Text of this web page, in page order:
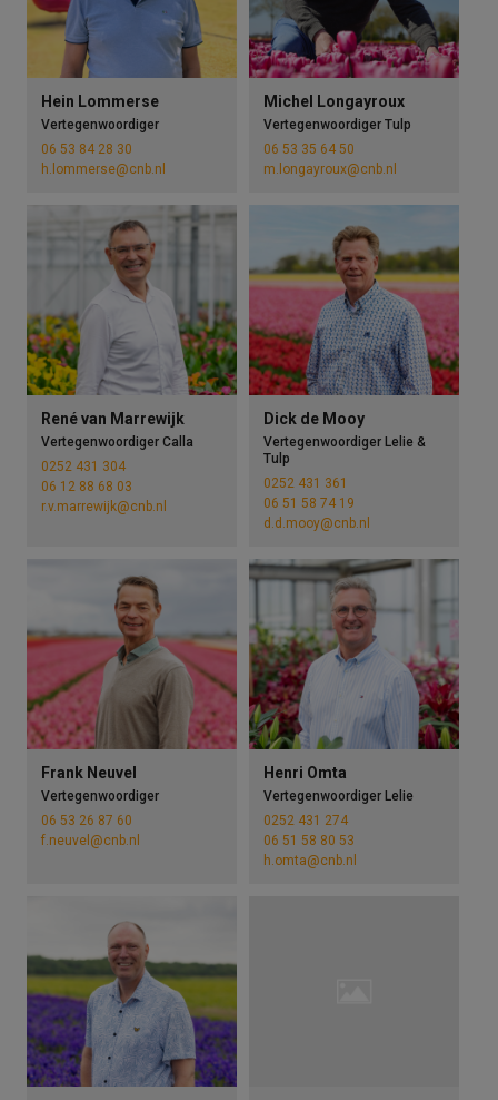
Hein Lommerse
Vertegenwoordiger
06 53 84 28 30
h.lommerse@cnb.nl
Michel Longayroux
Vertegenwoordiger Tulp
06 53 35 64 50
m.longayroux@cnb.nl
René van Marrewijk
Vertegenwoordiger Calla
0252 431 304
06 12 88 68 03
r.v.marrewijk@cnb.nl
Dick de Mooy
Vertegenwoordiger Lelie &
Tulp
0252 431 361
06 51 58 74 19
d.d.mooy@cnb.nl
Frank Neuvel
Vertegenwoordiger
06 53 26 87 60
f.neuvel@cnb.nl
Henri Omta
Vertegenwoordiger Lelie
0252 431 274
06 51 58 80 53
h.omta@cnb.nl